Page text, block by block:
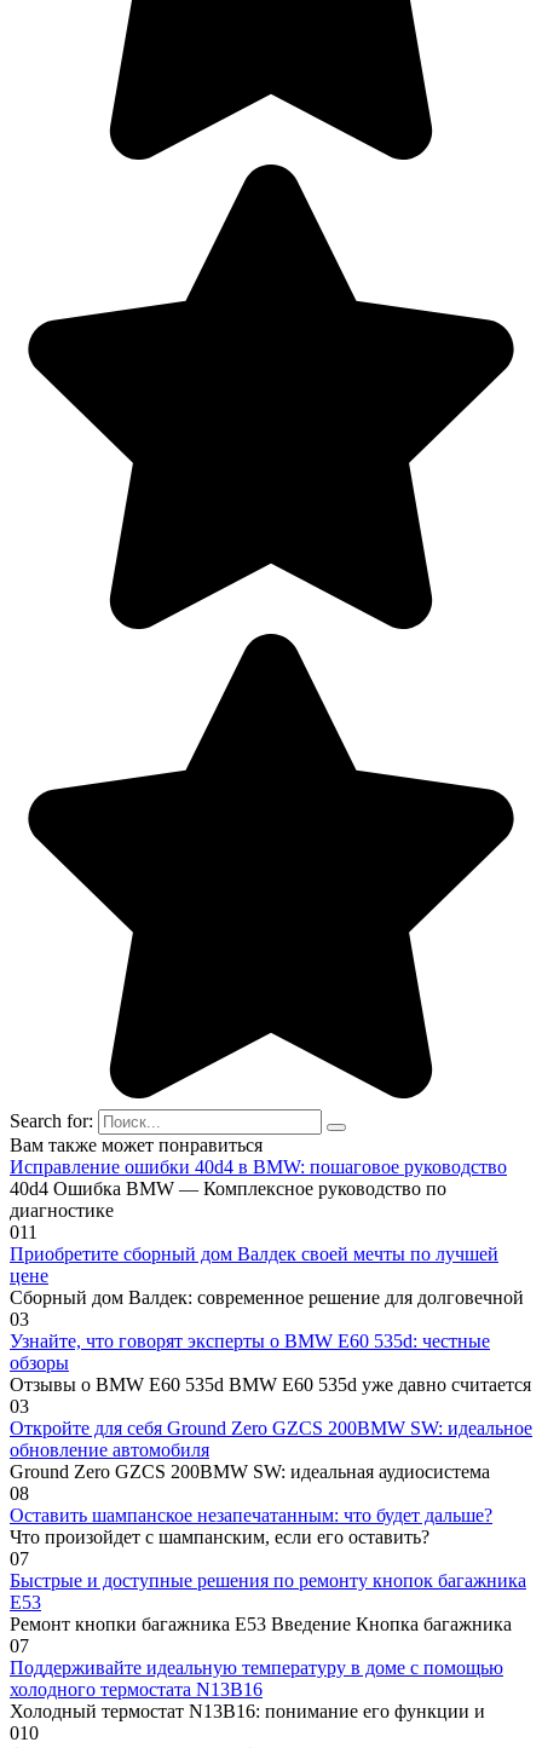
Search for:
Вам также может понравиться
Исправление ошибки 40d4 в BMW: пошаговое руководство
40d4 Ошибка BMW — Комплексное руководство по
диагностике
011
Приобретите сборный дом Валдек своей мечты по лучшей
цене
Сборный дом Валдек: современное решение для долговечной
03
Узнайте, что говорят эксперты о BMW E60 535d: честные
обзоры
Отзывы о BMW E60 535d BMW E60 535d уже давно считается
03
Откройте для себя Ground Zero GZCS 200BMW SW: идеальное
обновление автомобиля
Ground Zero GZCS 200BMW SW: идеальная аудиосистема
08
Оставить шампанское незапечатанным: что будет дальше?
Что произойдет с шампанским, если его оставить?
07
Быстрые и доступные решения по ремонту кнопок багажника
E53
Ремонт кнопки багажника E53 Введение Кнопка багажника
07
Поддерживайте идеальную температуру в доме с помощью
холодного термостата N13B16
Холодный термостат N13B16: понимание его функции и
010